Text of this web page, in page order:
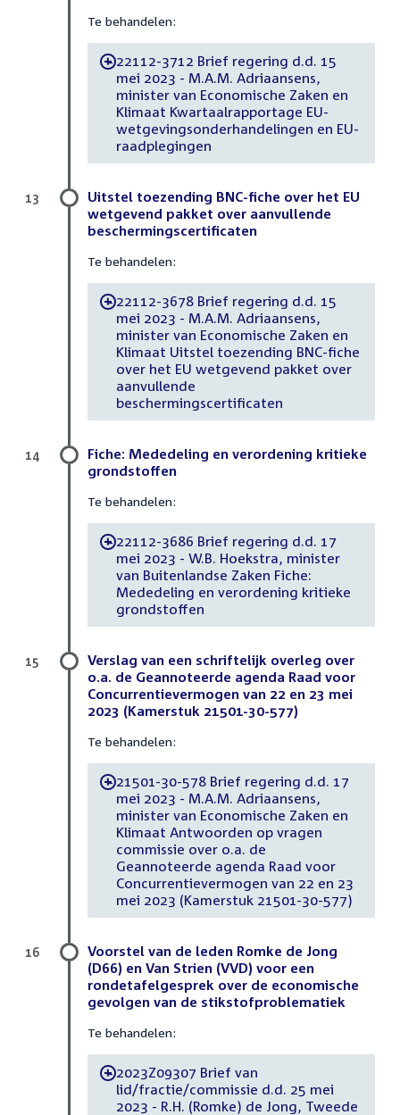
Te behandelen:
-22112-3712 Brief regering d.d. 15
mei 2023 - M.A.M. Adriaansens,
minister van Economische Zaken en
Klimaat Kwartaalrapportage EU-
wetgevingsonderhandelingen en EU-
raadplegingen
Uitstel toezending BNC-fiche over het EU
wetgevend pakket over aanvullende
beschermingscertificaten
Te behandelen:
-22112-3678 Brief regering d.d. 15
mei 2023 - M.A.M. Adriaansens,
minister van Economische Zaken en
Klimaat Uitstel toezending BNC-fiche
over het EU wetgevend pakket over
aanvullende
beschermingscertificaten
13
Fiche: Mededeling en verordening kritieke
grondstoffen
Te behandelen:
-22112-3686 Brief regering d.d. 17
mei 2023 - W.B. Hoekstra, minister
van Buitenlandse Zaken Fiche:
Mededeling en verordening kritieke
grondstoffen
14
Verslag van een schriftelijk overleg over
o.a. de Geannoteerde agenda Raad voor
Concurrentievermogen van 22 en 23 mei
2023 (Kamerstuk 21501-30-577)
Te behandelen:
-21501-30-578 Brief regering d.d. 17
mei 2023 - M.A.M. Adriaansens,
minister van Economische Zaken en
Klimaat Antwoorden op vragen
commissie over o.a. de
Geannoteerde agenda Raad voor
Concurrentievermogen van 22 en 23
mei 2023 (Kamerstuk 21501-30-577)
15
Voorstel van de leden Romke de Jong
(D66) en Van Strien (VVD) voor een
rondetafelgesprek over de economische
gevolgen van de stikstofproblematiek
Te behandelen:
-2023Z09307 Brief van
lid/fractie/commissie d.d. 25 mei
2023 - R.H. (Romke) de Jong, Tweede
16